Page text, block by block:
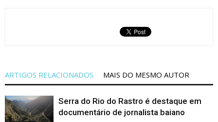
ARTIGOS RELACIONADOS MAIS DO MESMO AUTOR
Serra do Rio do Rastro é destaque em
documentário de jornalista baiano